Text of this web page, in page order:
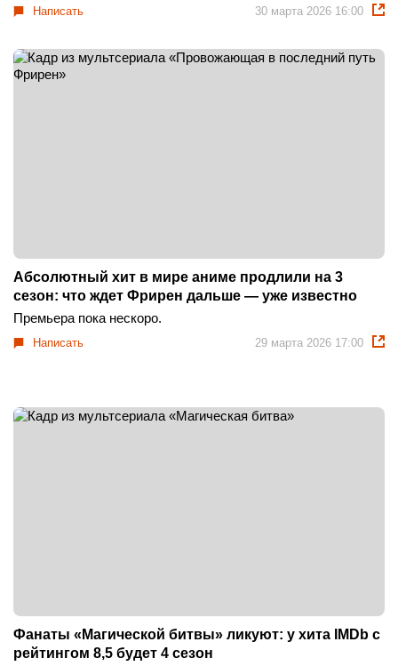
Написать 30 марта 2026 16:00
Абсолютный хит в мире аниме продлили на 3
сезон: что ждет Фрирен дальше — уже известно
Премьера пока нескоро.
Написать 29 марта 2026 17:00
Фанаты «Магической битвы» ликуют: у хита IMDb с
рейтингом 8,5 будет 4 сезон